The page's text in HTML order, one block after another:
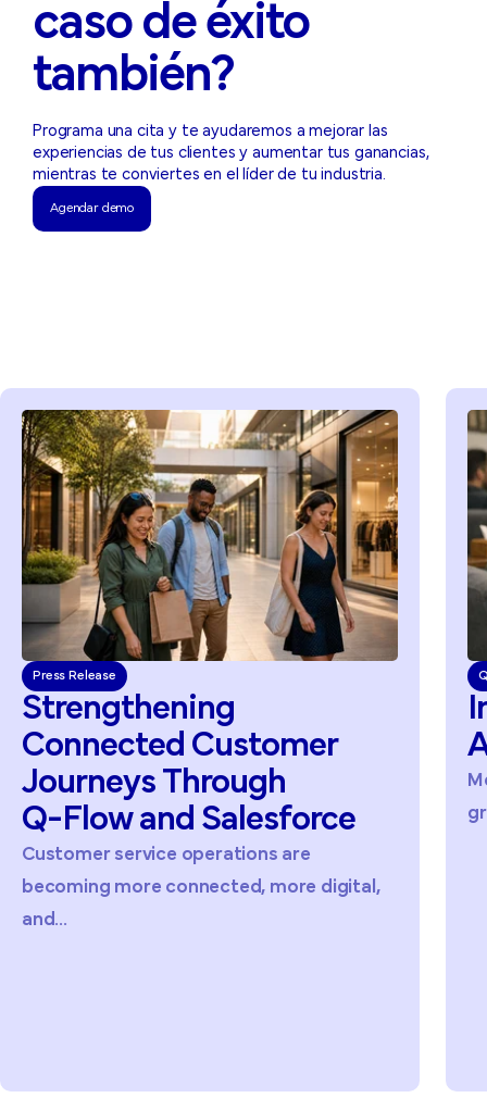
caso de éxito
también?
Programa una cita y te ayudaremos a mejorar las
experiencias de tus clientes y aumentar tus ganancias,
mientras te conviertes en el líder de tu industria.
Agendar demo
Press Release
Strengthening
Connected Customer
Journeys Through
Q-Flow and Salesforce
Customer service operations are
becoming more connected, more digital,
and...